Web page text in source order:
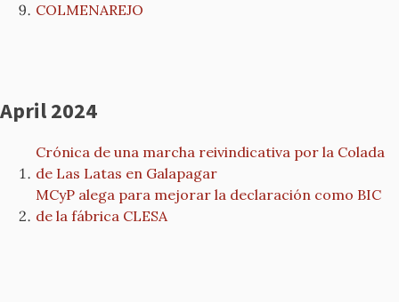
COLMENAREJO
April 2024
Crónica de una marcha reivindicativa por la Colada
de Las Latas en Galapagar
MCyP alega para mejorar la declaración como BIC
de la fábrica CLESA